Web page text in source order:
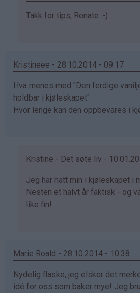
Som
Renate
(ikke
bekreftet)
Takk for tips, Renate :-)
Kristineee - 28.10.2014 - 09:17
Hva menes med "Den ferdige
holdbar i kjøleskapet"
Hvor lenge kan den oppbevares i
Kristine - Det søte liv -
Som
svar
på
bekreftet)
Jeg har hatt min i kjøleskapet i
Nesten et halvt år faktisk - og
like fin!
Marie Roald - 28.10.2014 - 10:38
Nydelig flaske, jeg elsker det
idé for oss som baker mye! Jeg